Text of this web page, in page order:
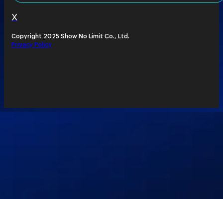
X
Copyright 2025 Show No Limit Co., Ltd.
Privacy Policy